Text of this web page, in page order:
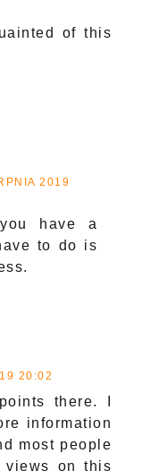
of this
2019
have a
to do is
20:02
there. I
information
most people
on this